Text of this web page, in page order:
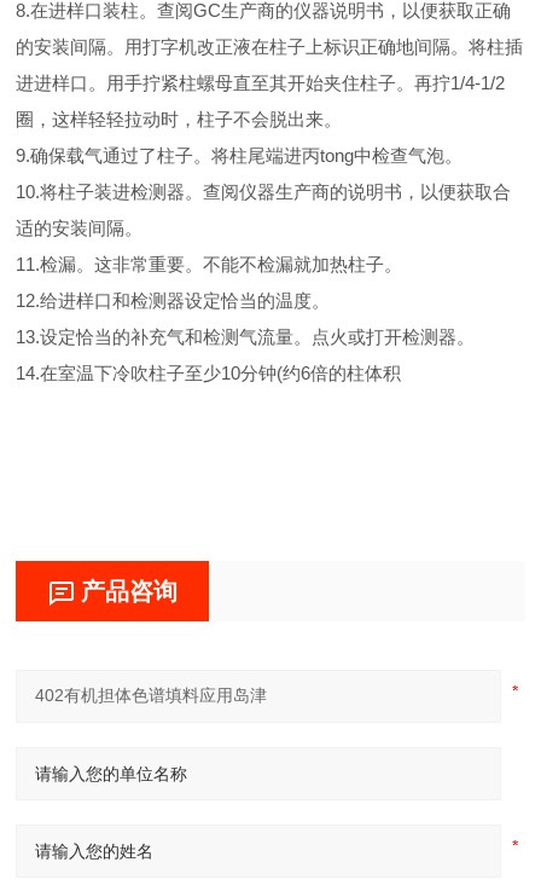
8.在进样口装柱。查阅GC生产商的仪器说明书，以便获取正确
的安装间隔。用打字机改正液在柱子上标识正确地间隔。将柱插
进进样口。用手拧紧柱螺母直至其开始夹住柱子。再拧1/4-1/2
圈，这样轻轻拉动时，柱子不会脱出来。
9.确保载气通过了柱子。将柱尾端进丙tong中检查气泡。
10.将柱子装进检测器。查阅仪器生产商的说明书，以便获取合
适的安装间隔。
11.检漏。这非常重要。不能不检漏就加热柱子。
12.给进样口和检测器设定恰当的温度。
13.设定恰当的补充气和检测气流量。点火或打开检测器。
14.在室温下冷吹柱子至少10分钟(约6倍的柱体积
产品咨询